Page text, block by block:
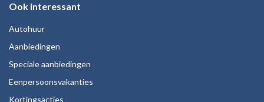
Ook interessant
Autohuur
Aanbiedingen
Speciale aanbiedingen
Eenpersoonsvakanties
Kortingsacties